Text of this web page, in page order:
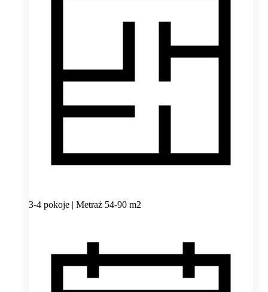
3-4 pokoje | Metraż 54-90 m2